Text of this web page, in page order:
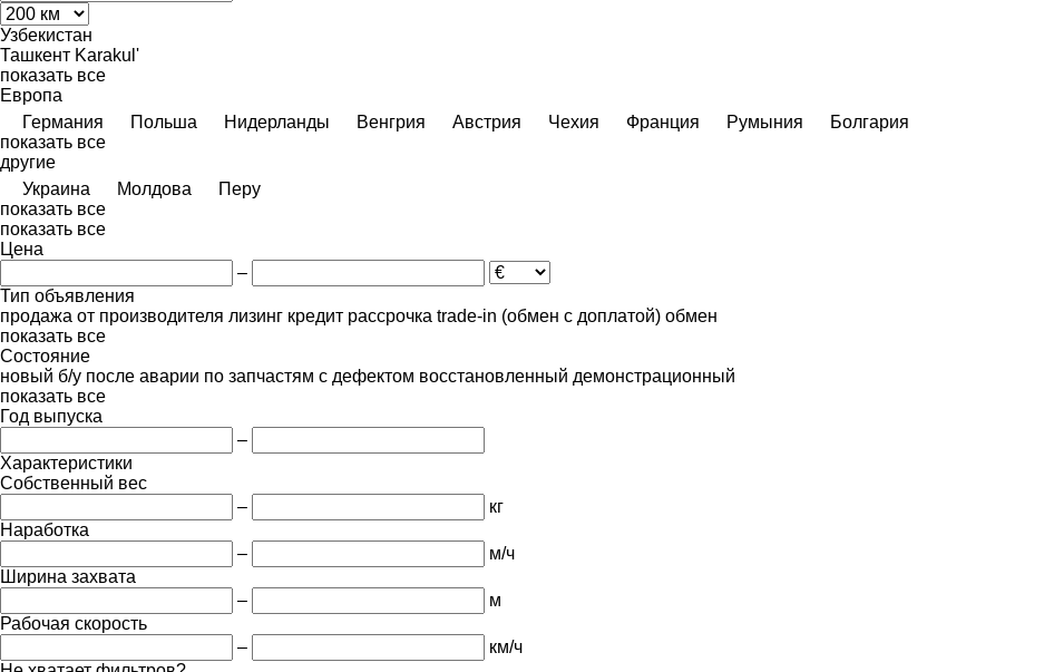
Узбекистан
Ташкент Karakul'
показать все
Европа
Германия
Польша Нидерланды Венгрия Австрия Чехия Франция Румыния
Болгария
показать все
другие
Украина
Молдова
Перу
показать все
показать все
Цена
–
Тип объявления
продажа от производителя лизинг кредит рассрочка trade-in (обмен с доплатой) обмен
показать все
Состояние
новый б/у после аварии по запчастям с дефектом восстановленный демонстрационный
показать все
Год выпуска
–
Характеристики
Собственный вес
–
кг
Наработка
–
м/ч
Ширина захвата
–
м
Рабочая скорость
–
км/ч